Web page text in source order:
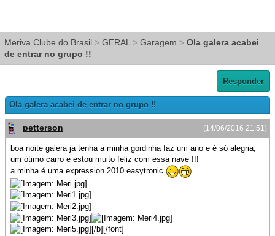
Meriva Clube do Brasil > GERAL > Garagem > Ola galera acabei
de entrar no grupo !!
Responder
Ola galera acabei de entrar no grupo !!
(14/06/2016 21:51)
petterson
boa noite galera ja tenha a minha gordinha faz um ano e é só alegria,
um ótimo carro e estou muito feliz com essa nave !!!
a minha é uma expression 2010 easytronic
[/b][/font]